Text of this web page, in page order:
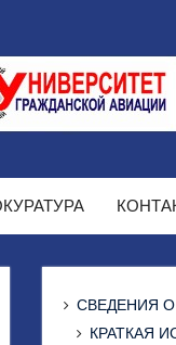
СВЕДЕНИЯ
КРАТКАЯ